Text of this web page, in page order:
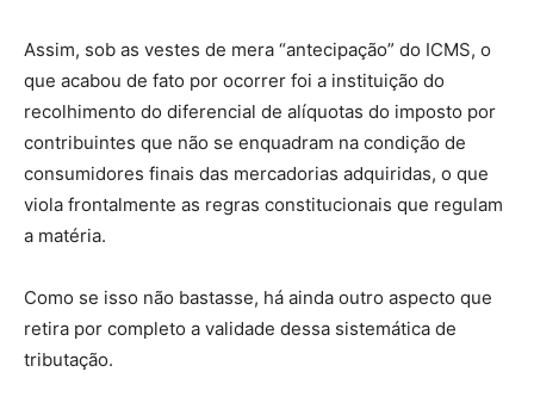
Assim, sob as vestes de mera “antecipação” do ICMS, o
que acabou de fato por ocorrer foi a instituição do
recolhimento do diferencial de alíquotas do imposto por
contribuintes que não se enquadram na condição de
consumidores finais das mercadorias adquiridas, o que
viola frontalmente as regras constitucionais que regulam
a matéria.
Como se isso não bastasse, há ainda outro aspecto que
retira por completo a validade dessa sistemática de
tributação.